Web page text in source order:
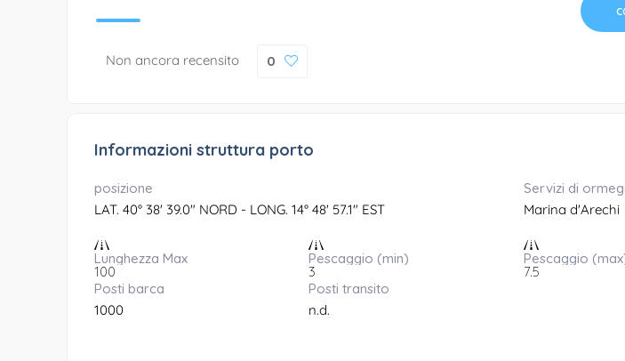
Non ancora recensito 0
Informazioni struttura porto
posizione
LAT. 40° 38' 39.0" NORD - LONG. 14° 48' 57.1" EST
Servizi di
Marina d'Arechi
Lunghezza Max
100
Pescaggio (min)
3
Pescaggio
7.5
Posti barca
1000
Posti transito
n.d.